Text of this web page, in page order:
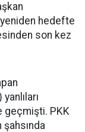
yeniden hedefte
son kez
geçmişti. PKK
şahsında